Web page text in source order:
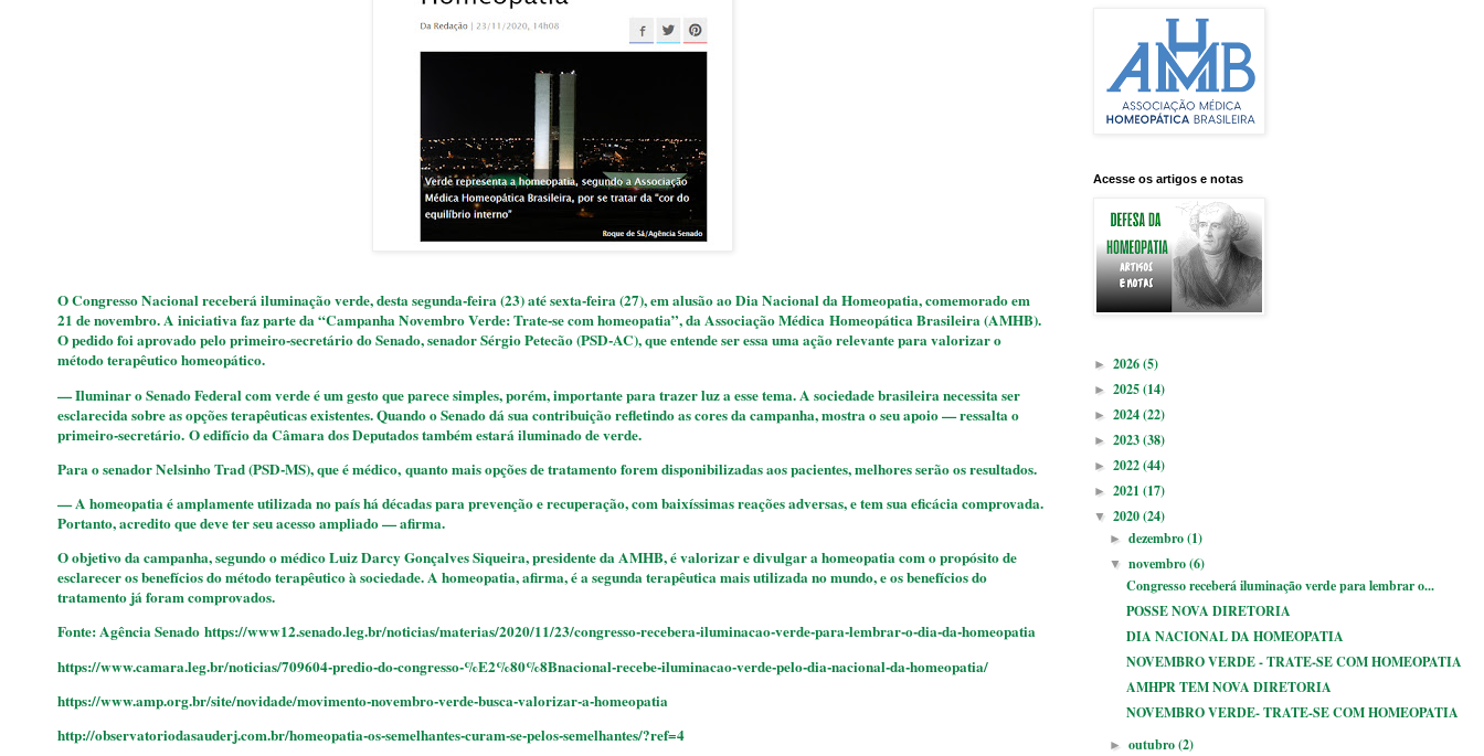
O Congresso Nacional receberá iluminação verde, desta segunda-feira (23) até sexta-feira (27), em alusão ao Dia Nacional da Homeopatia, comemorado em
21 de novembro. A iniciativa faz parte da “Campanha Novembro Verde: Trate-se com homeopatia”, da Associação Médica Homeopática Brasileira (AMHB).
O pedido foi aprovado pelo primeiro-secretário do Senado, senador Sérgio Petecão (PSD-AC), que entende ser essa uma ação relevante para valorizar o
método terapêutico homeopático.
— Iluminar o Senado Federal com verde é um gesto que parece simples, porém, importante para trazer luz a esse tema. A sociedade brasileira necessita ser
esclarecida sobre as opções terapêuticas existentes. Quando o Senado dá sua contribuição refletindo as cores da campanha, mostra o seu apoio — ressalta o
primeiro-secretário. O edifício da Câmara dos Deputados também estará iluminado de verde.
Para o senador Nelsinho Trad (PSD-MS), que é médico, quanto mais opções de tratamento forem disponibilizadas aos pacientes, melhores serão os resultados.
— A homeopatia é amplamente utilizada no país há décadas para prevenção e recuperação, com baixíssimas reações adversas, e tem sua eficácia comprovada.
Portanto, acredito que deve ter seu acesso ampliado — afirma.
O objetivo da campanha, segundo o médico Luiz Darcy Gonçalves Siqueira, presidente da AMHB, é valorizar e divulgar a homeopatia com o propósito de
esclarecer os benefícios do método terapêutico à sociedade. A homeopatia, afirma, é a segunda terapêutica mais utilizada no mundo, e os benefícios do
tratamento já foram comprovados.
Fonte: Agência Senado https://www12.senado.leg.br/noticias/materias/2020/11/23/congresso-recebera-iluminacao-verde-para-lembrar-o-dia-da-homeopatia
https://www.camara.leg.br/noticias/709604-predio-do-congresso-%E2%80%8Bnacional-recebe-iluminacao-verde-pelo-dia-nacional-da-homeopatia/
https://www.amp.org.br/site/novidade/movimento-novembro-verde-busca-valorizar-a-homeopatia
http://observatoriodasauderj.com.br/homeopatia-os-semelhantes-curam-se-pelos-semelhantes/?ref=4
Acesse os artigos e notas
► 2026(5)
► 2025(14)
► 2024(22)
► 2023(38)
► 2022(44)
► 2021 (17)
▼ 2020(24)
►dezembro(1)
▼novembro(6)
Congresso receberá iluminação verde para lembrar o...
POSSE NOVA DIRETORIA
DIA NACIONAL DA HOMEOPATIA
NOVEMBRO VERDE - TRATE-SE COM HOMEOPATIA
AMHPR TEM NOVA DIRETORIA
NOVEMBRO VERDE- TRATE-SE COM HOMEOPATIA
►outubro(2)